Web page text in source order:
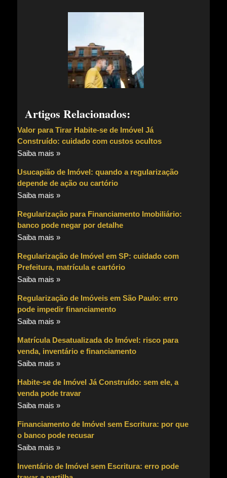
Artigos Relacionados:
Valor para Tirar Habite-se de Imóvel Já
Construído: cuidado com custos ocultos
Saiba mais »
Usucapião de Imóvel: quando a regularização
depende de ação ou cartório
Saiba mais »
Regularização para Financiamento Imobiliário:
banco pode negar por detalhe
Saiba mais »
Regularização de Imóvel em SP: cuidado com
Prefeitura, matrícula e cartório
Saiba mais »
Regularização de Imóveis em São Paulo: erro
pode impedir financiamento
Saiba mais »
Matrícula Desatualizada do Imóvel: risco para
venda, inventário e financiamento
Saiba mais »
Habite-se de Imóvel Já Construído: sem ele, a
venda pode travar
Saiba mais »
Financiamento de Imóvel sem Escritura: por que
o banco pode recusar
Saiba mais »
Inventário de Imóvel sem Escritura: erro pode